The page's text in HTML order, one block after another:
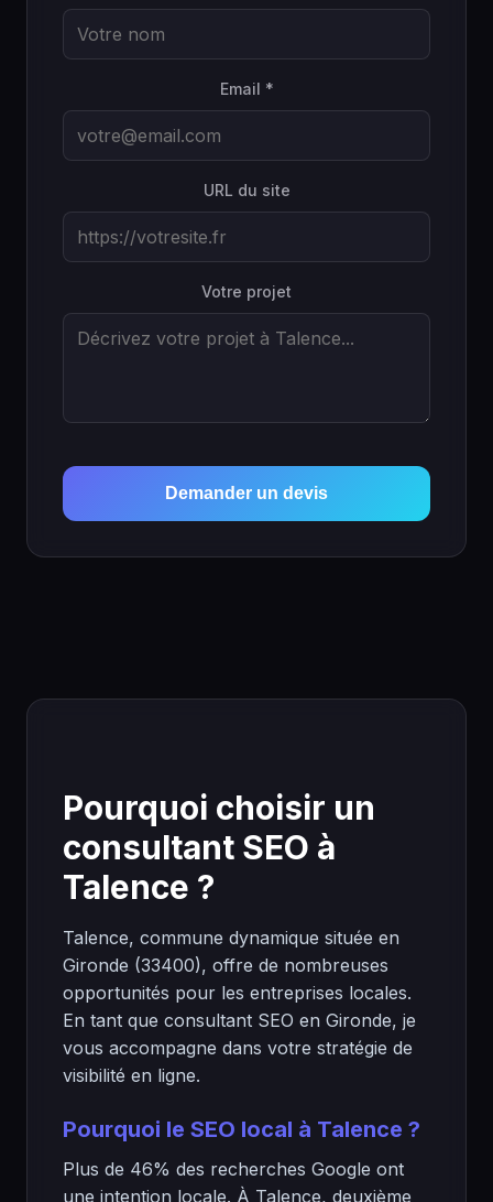
Email *
URL du site
Votre projet
Demander un devis
Pourquoi choisir un
consultant SEO à
Talence ?
Talence, commune dynamique située en
Gironde (33400), offre de nombreuses
opportunités pour les entreprises locales.
En tant que consultant SEO en Gironde, je
vous accompagne dans votre stratégie de
visibilité en ligne.
Pourquoi le SEO local à Talence ?
Plus de 46% des recherches Google ont
une intention locale. À Talence, deuxième